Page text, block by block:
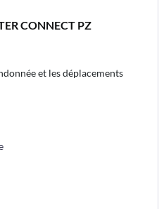
CONNECT PZ
et les déplacements